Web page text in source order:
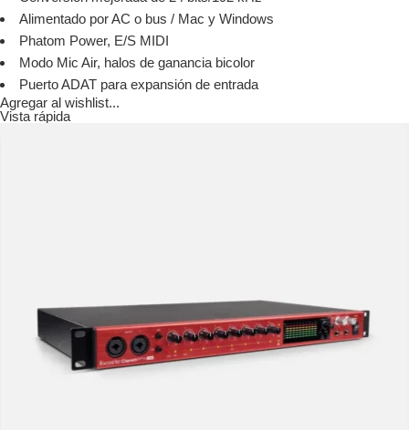
Alimentado por AC o bus / Mac y Windows
Phatom Power, E/S MIDI
Modo Mic Air, halos de ganancia bicolor
Puerto ADAT para expansión de entrada
Agregar al wishlist...
Vista rápida